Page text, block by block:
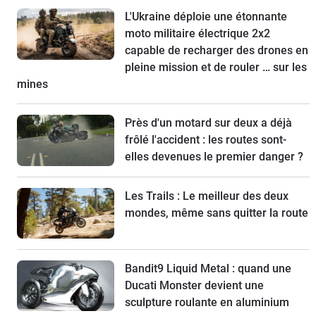
L'Ukraine déploie une étonnante
moto militaire électrique 2x2
capable de recharger des drones en
pleine mission et de rouler … sur les
mines
Près d'un motard sur deux a déjà
frôlé l'accident : les routes sont-
elles devenues le premier danger ?
Les Trails : Le meilleur des deux
mondes, même sans quitter la route
Bandit9 Liquid Metal : quand une
Ducati Monster devient une
sculpture roulante en aluminium